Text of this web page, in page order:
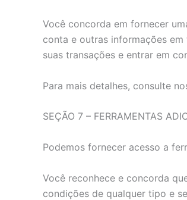
Você concorda em fornecer
conta e outras informações
suas transações e entrar em
Para mais detalhes, consulte
SEÇÃO 7 – FERRAMENTAS
Podemos fornecer acesso a
Você reconhece e concorda
condições de qualquer tipo e